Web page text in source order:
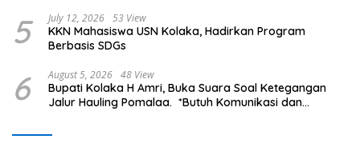
5 July 12, 2026 53 View
KKN Mahasiswa USN Kolaka, Hadirkan Program
Berbasis SDGs
6 August 5, 2026 48 View
Bupati Kolaka H Amri, Buka Suara Soal Ketegangan
Jalur Hauling Pomalaa. *Butuh Komunikasi dan